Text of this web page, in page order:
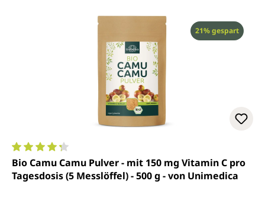
Rabatt
21% gespart
Durchschnittliche Bewertung von 4.3 von 5 Sternen
Bio Camu Camu Pulver - mit 150 mg Vitamin C pro
Tagesdosis (5 Messlöffel) - 500 g - von Unimedica